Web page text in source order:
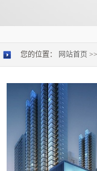
您的位置： 网站首页 >>